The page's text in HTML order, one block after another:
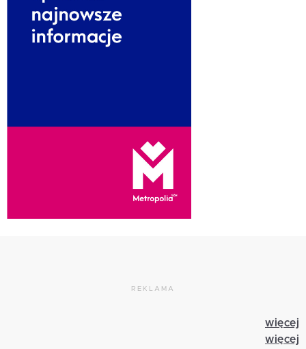
REKLAMA
więcej
więcej